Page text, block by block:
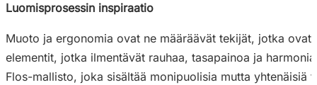
Luomisprosessin inspiraatio
Muoto ja ergonomia ovat ne määräävät tekijät, jotka
elementit, jotka ilmentävät rauhaa, tasapainoa ja
Flos-mallisto, joka sisältää monipuolisia mutta